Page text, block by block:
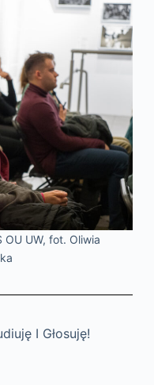
UW, fot. Oliwia
I Głosuję!